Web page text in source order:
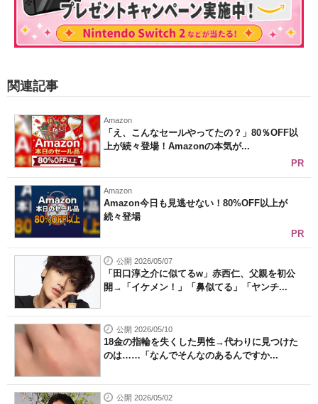
関連記事
Amazon
「え、こんなセールやってたの？」80％OFF以
上が続々登場！Amazonの本気が...
PR
Amazon
Amazon今日も見逃せない！80%OFF以上が
続々登場
PR
公開 2026/05/07
「田口淳之介に似てるw」赤西仁、父親を初公
開→「イケメン！」「鼻似てる」「ヤンチ...
公開 2026/05/10
18金の指輪を失くした男性→代わりに見つけた
のは……「なんでそんなのあるんですか...
公開 2026/05/02